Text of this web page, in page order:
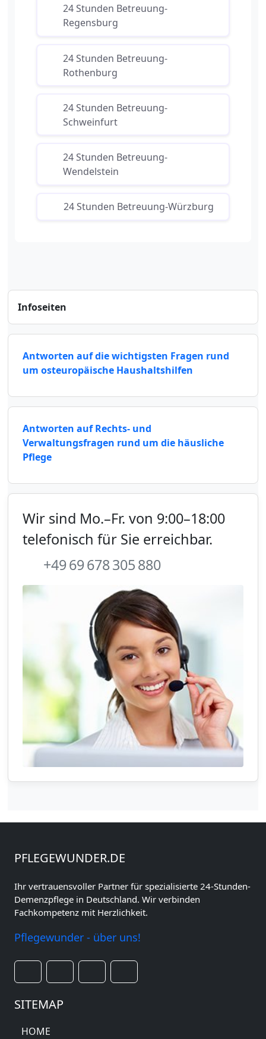
24 Stunden Betreuung-
Regensburg
24 Stunden Betreuung-
Rothenburg
24 Stunden Betreuung-
Schweinfurt
24 Stunden Betreuung-
Wendelstein
24 Stunden Betreuung-Würzburg
Infoseiten
Antworten auf die wichtigsten Fragen rund
um osteuropäische Haushaltshilfen
Antworten auf Rechts- und
Verwaltungsfragen rund um die häusliche
Pflege
Wir sind Mo.–Fr. von 9:00–18:00
telefonisch für Sie erreichbar.
+49 69 678 305 880
PFLEGEWUNDER.DE
Ihr vertrauensvoller Partner für spezialisierte 24-Stunden-
Demenzpflege in Deutschland. Wir verbinden
Fachkompetenz mit Herzlichkeit.
Pflegewunder - über uns!
SITEMAP
HOME